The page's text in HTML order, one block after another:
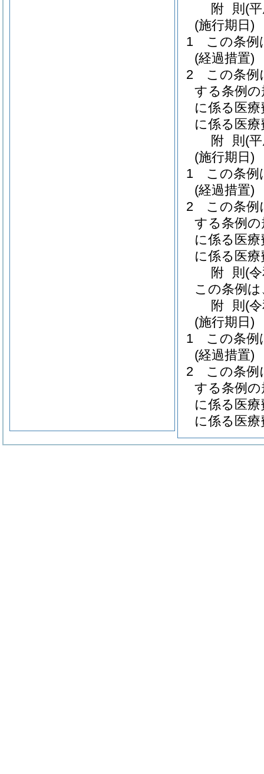
附 則 (
(施行期日)
1
この条例
(経過措置)
2
この条例
する条例
に係る医
に係る医
附 則 (
(施行期日)
1
この条例
(経過措置)
2
この条例
する条例
に係る医
に係る医
附 則 (
この条例
附 則 (
(施行期日)
1
この条例
(経過措置)
2
この条例
する条例
に係る医
に係る医